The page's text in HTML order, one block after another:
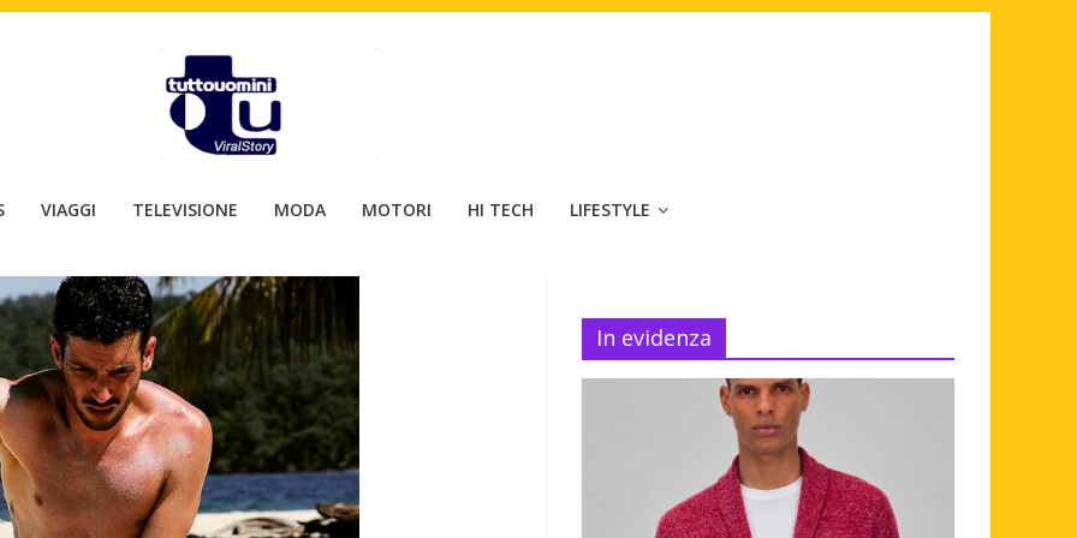
VIAGGI TELEVISIONE MODA MOTORI HI TECH LIFESTYLE
In evidenza